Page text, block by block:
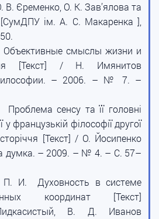
В. Єременко, О. К. Зав’ялова та
ім. А. С. Макаренка ],
смыслы жизни и
[Текст] / Н. Имянитов
– 2006. – № 7. –
сенсу та її головні
французькій філософії другої
[Текст] / О. Йосипенко
думка. – 2009. – № 4. – С. 57–
П. И. Духовность в системе
координат [Текст]
В. Д. Иванов